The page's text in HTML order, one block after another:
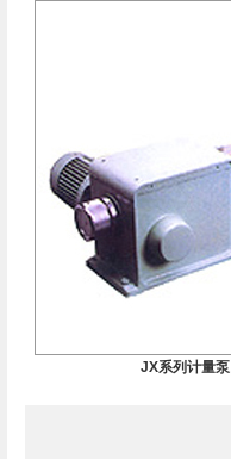
JX系列计量泵